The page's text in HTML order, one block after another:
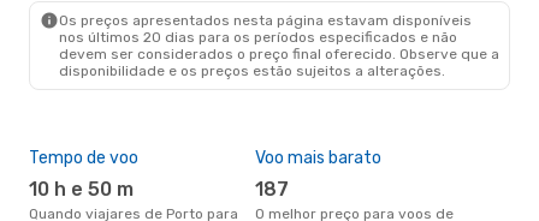
Austrian Airlines1 Escala
JSI- OPO
OPO- JSI
Aegean Airlines
JSI- OPO
Os preços apresentados nesta página estavam disponíveis
nos últimos 20 dias para os períodos especificados e não
devem ser considerados o preço final oferecido. Observe que a
disponibilidade e os preços estão sujeitos a alterações.
Tempo de voo
10 h e 50 m
Quando viajares de Porto para
Voo mais barato
187
O melhor preço para voos de